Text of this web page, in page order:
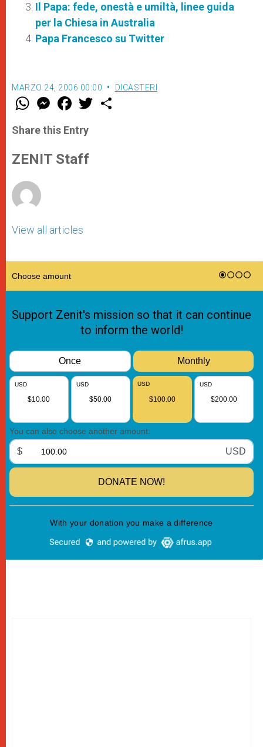
Il Papa: fede, onestà e umiltà, linee guida
per la Chiesa in Australia
Papa Francesco su Twitter
MARZO 24, 2006 00:00 DICASTERI
W
t
s
p
p
M
e
s
e
g
e
F
a
e
b
o
k
w
Share this Entry
ZENIT Staff
View all articles